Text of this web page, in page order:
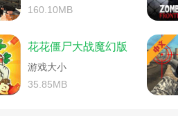
怎么打的(使命召唤手游双人对战)
方法分享(骑马与砍杀2战术高的npc)
(《战地5》小队长游玩技巧指南攻略)
(全面战争三国战术技巧分享)
(重生边缘怎么升级武器库)
置方法是什么(电竞俱乐部moba攻略)
(洛克王国战斗能力培养)
160.10MB
花花僵尸大战魔幻版
游戏大小
35.85MB